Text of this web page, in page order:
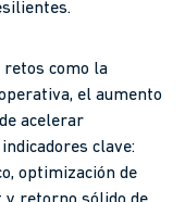
retos como la
el aumento
acelerar
clave:
optimización de